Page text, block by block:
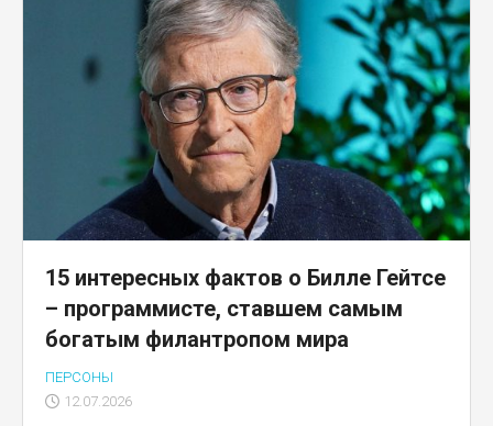
15 интересных фактов о Билле Гейтсе
– программисте, ставшем самым
богатым филантропом мира
ПЕРСОНЫ
12.07.2026